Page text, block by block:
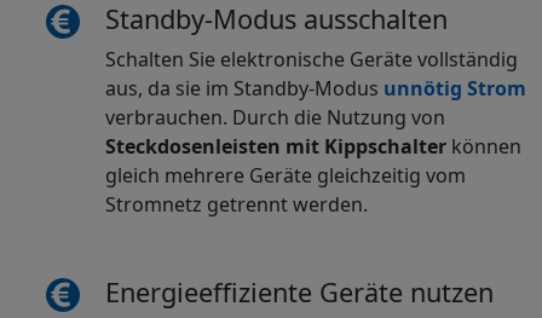
Standby-Modus ausschalten
Schalten Sie elektronische Geräte vollständig
aus, da sie im Standby-Modus unnötig Strom
verbrauchen. Durch die Nutzung von
Steckdosenleisten mit Kippschalterkönnen
gleich mehrere Geräte gleichzeitig vom
Stromnetz getrennt werden.
Energieeffiziente Geräte nutzen